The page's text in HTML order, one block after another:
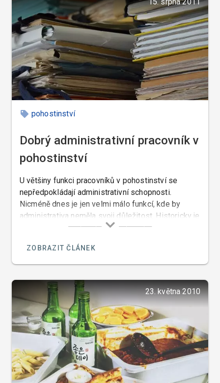
pohostinství
Dobrý administrativní pracovník v
pohostinství
U většiny funkci pracovníků v pohostinství se
nepředpokládají administrativní schopnosti.
Nicméně dnes je jen velmi málo funkcí, kde by
administrativa neměla svoji důležitost. Historicky je
známo, že jen velmi málo třeba i slavných kuchařů
ZOBRAZIT ČLÁNEK
23. května 2010